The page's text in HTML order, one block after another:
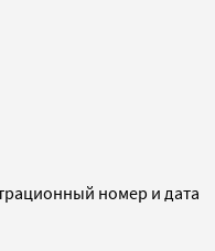
номер и дата